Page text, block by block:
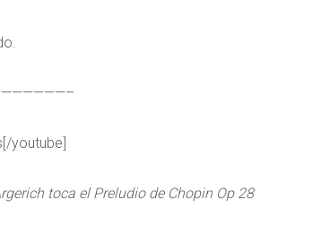
youtube]
toca el Preludio de Chopin Op 28